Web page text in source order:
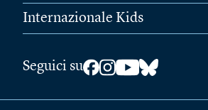
Internazionale Kids
Seguici su